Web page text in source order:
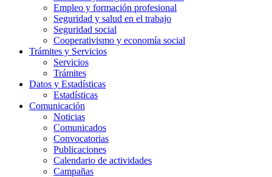
Empleo y formación profesional
Seguridad y salud en el trabajo
Seguridad social
Cooperativismo y economía social
Trámites y Servicios
Servicios
Trámites
Datos y Estadísticas
Estadísticas
Comunicación
Noticias
Comunicados
Convocatorias
Publicaciones
Calendario de actividades
Campañas